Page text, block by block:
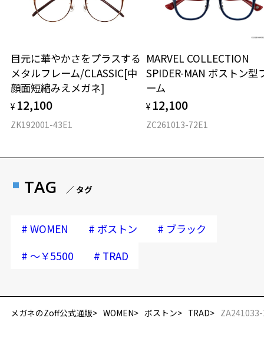
目元に華やかさをプラスする
メタルフレーム/CLASSIC[中
顔面短縮みえメガネ]
¥ 12,100
ZK192001-43E1
MARVEL COLLECTION
SPIDER-MAN ボストン型
ーム
¥ 12,100
ZC261013-72E1
TAG ／ タグ
# WOMEN # ボストン # ブラック
# ～￥5500 # TRAD
メガネのZoff公式通販 WOMEN ボストン TRAD